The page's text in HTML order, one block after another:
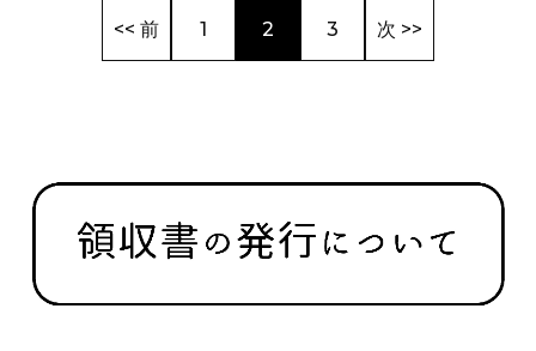
<< 前 1 2 3 次 >>